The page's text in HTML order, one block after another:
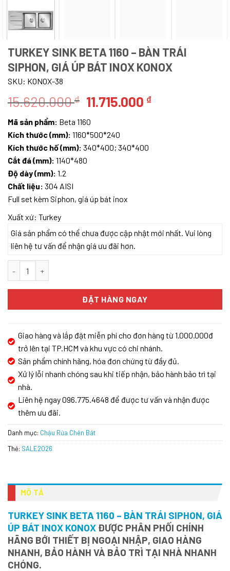
TURKEY SINK BETA 1160 – BÀN TRÁI
SIPHON, GIÁ ÚP BÁT INOX KONOX
SKU: KONOX-38
15.620.000₫ Giá
là:
15.620.000 ₫.
11.715.000 ₫Giá
Mã sản phẩm: Beta 1160
Kích thước (mm): 1160*500*240
Kích thước hố (mm): 340*400; 340*400
Cắt đá (mm): 1140*480
Độ dày (mm): 1.2
Chất liệu: 304 AISI
Full set kèm Siphon, giá úp bát inox
Xuất xứ: Turkey
Giá sản phẩm có thể chưa được cập nhật mới nhất. Vui lòng
liên hệ tư vấn để nhận giá ưu đãi hơn.
ĐẶT HÀNG NGAY
Giao hàng và lắp đặt miễn phí cho đơn hàng từ 1.000.000đ
trở lên tại TP.HCM và khu vực có chi nhánh.
Sản phẩm chính hãng, hóa đơn chứng từ đầy đủ.
Xử lý lỗi nhanh chóng sau khi tiếp nhận, bảo hành bảo trì tại
nhà.
Liên hệ ngay 096.775.4648 để được tư vấn và nhận được
thêm ưu đãi.
Danh mục: Chậu Rửa Chén Bát
Thẻ: SALE2026
MÔ TẢ
TURKEY SINK BETA 1160 – BÀN TRÁI SIPHON, GIÁ
ÚP BÁT INOX KONOX ĐƯỢC PHÂN PHỐI CHÍNH
HÃNG BỚI THIẾT BỊ NGOẠI NHẬP, GIAO HÀNG
NHANH, BẢO HÀNH VÀ BẢO TRÌ TẠI NHÀ NHANH
CHÓNG.